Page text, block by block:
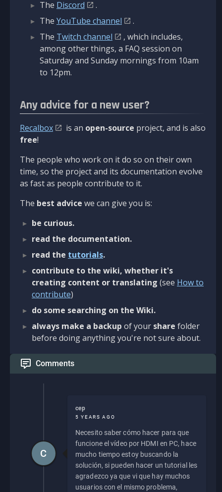
The Discord
.
The YouTube channel
.
The Twitch channel
, which includes,
among other things, a FAQ session on
Saturday and Sunday mornings from 10am
to 12pm.
Any advice for a new user?
Recalbox is an open-source project, and is also
free!
The people who work on it do so on their own
time, so the project and its documentation evolve
as fast as people contribute to it.
The best advice we can give you is:
be curious.
read the documentation.
read the tutorials.
contribute to the wiki, whether it's
creating content or translating (see How to
contribute)
do some searching on the Wiki.
always make a backup of your share folder
before doing anything you're not sure about.
Comments
cep
5 YEARS AGO
Necesito saber cómo hacer para que
funcione el vídeo por HDMI en PC, hace
mucho tiempo estoy buscando la
solución, si pueden hacer un tutorial les
agradezco ya que vi que hay muchos
usuarios con el mismo problema,
C